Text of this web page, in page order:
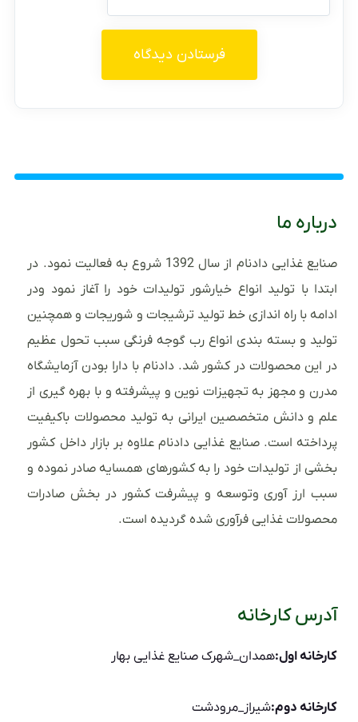
درباره ما
صنایع غذایی دادنام از سال 1392 شروع به فعالیت نمود. در
ابتدا با تولید انواع خیارشور تولیدات خود را آغاز نمود ودر
ادامه با راه اندازی خط تولید ترشیجات و شوریجات و همچنین
تولید و بسته بندی انواع رب گوجه فرنگی سبب تحول عظیم
در این محصولات در کشور شد. دادنام با دارا بودن آزمایشگاه
مدرن و مجهز به تجهیزات نوین و پیشرفته و با بهره گیری از
علم و دانش متخصصین ایرانی به تولید محصولات باکیفیت
پرداخته است. صنایع غذایی دادنام علاوه بر بازار داخل کشور
بخشی از تولیدات خود را به کشورهای همسایه صادر نموده و
سبب ارز آوری وتوسعه و پیشرفت کشور در بخش صادرات
محصولات غذایی فرآوری شده گردیده است.
آدرس کارخانه
کارخانه اول:همدان_شهرک صنایع غذایی بهار
کارخانه دوم:شیراز_مرودشت